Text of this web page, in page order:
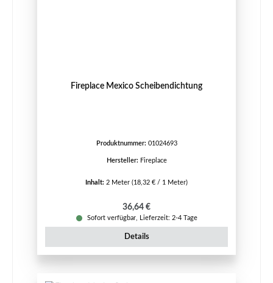
Fireplace Mexico Scheibendichtung
Produktnummer: 01024693
Hersteller: Fireplace
Inhalt: 2 Meter (18,32 € / 1 Meter)
Regulärer Preis:
36,64 €
Sofort verfügbar, Lieferzeit: 2-4 Tage
Details